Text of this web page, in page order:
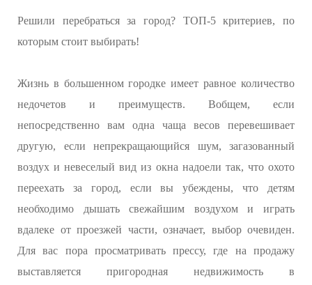
Решили перебраться за город? ТОП-5 критериев, по
которым стоит выбирать!
Жизнь в большенном городке имеет равное количество
недочетов и преимуществ. Вобщем, если
непосредственно вам одна чаща весов перевешивает
другую, если непрекращающийся шум, загазованный
воздух и невеселый вид из окна надоели так, что охото
переехать за город, если вы убеждены, что детям
необходимо дышать свежайшим воздухом и играть
вдалеке от проезжей части, означает, выбор очевиден.
Для вас пора просматривать прессу, где на продажу
выставляется пригородная недвижимость в